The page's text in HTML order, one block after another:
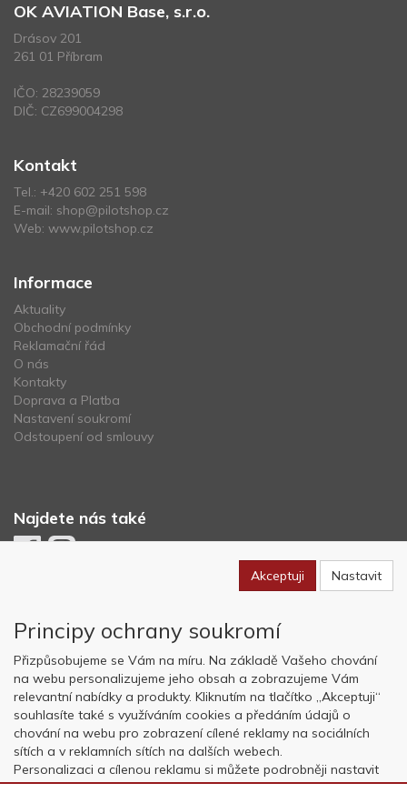
OK AVIATION Base, s.r.o.
Drásov 201
261 01 Příbram
IČO: 28239059
DIČ: CZ699004298
Kontakt
Tel.: +420 602 251 598
E-mail: shop@pilotshop.cz
Web: www.pilotshop.cz
Informace
Aktuality
Obchodní podmínky
Reklamační řád
O nás
Kontakty
Doprava a Platba
Nastavení soukromí
Odstoupení od smlouvy
Najdete nás také
Copyright © OK AVIATION Base, s.r.o. 2022, powered byABRA E-
shop
Akceptuji Nastavit
Principy ochrany soukromí
Přizpůsobujeme se Vám na míru. Na základě Vašeho chování
na webu personalizujeme jeho obsah a zobrazujeme Vám
relevantní nabídky a produkty. Kliknutím na tlačítko „Akceptuji“
souhlasíte také s využíváním cookies a předáním údajů o
chování na webu pro zobrazení cílené reklamy na sociálních
sítích a v reklamních sítích na dalších webech.
Personalizaci a cílenou reklamu si můžete podrobněji nastavit
nebo kdykoli vypnout po kliknutí na tlačítko „Nastavit“.